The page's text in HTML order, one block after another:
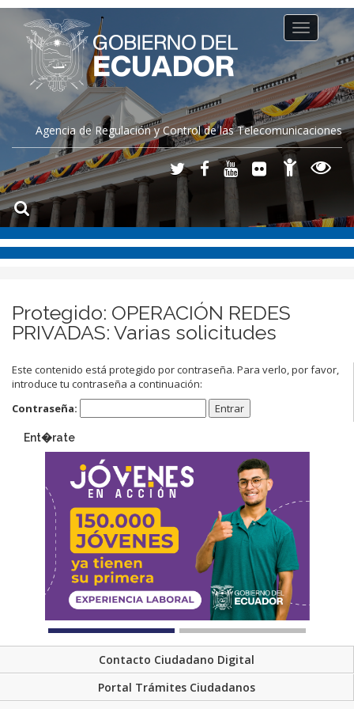
Agencia de Regulación y Control de las Telecomunicaciones
Toggle
navigation
Protegido: OPERACIÓN REDES
PRIVADAS: Varias solicitudes
Este contenido está protegido por contraseña. Para verlo, por favor,
introduce tu contraseña a continuación:
Contraseña:
Ent�rate
Contacto Ciudadano Digital
Portal Trámites Ciudadanos